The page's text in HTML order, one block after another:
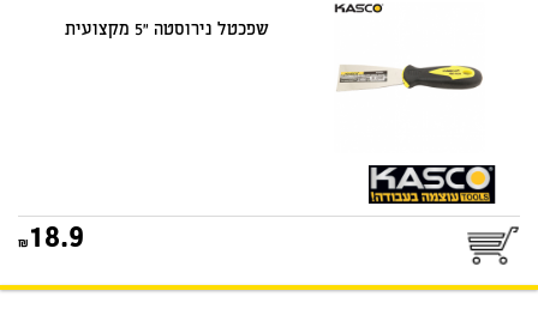
שפכטל נירוסטה "5 מקצועית
18.9